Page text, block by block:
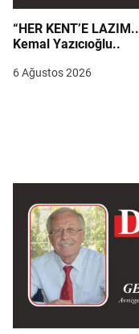
“HER KENT’E LAZIM.. ”Mehmet
Kemal Yazıcıoğlu..
6 Ağustos 2026